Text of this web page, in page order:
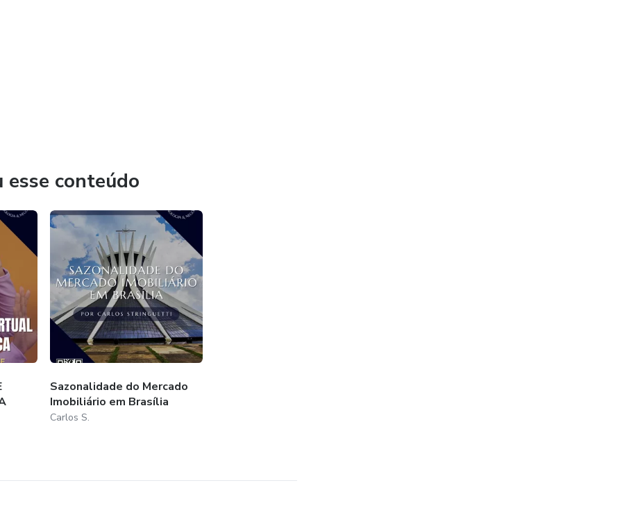
segurança para sites, logomarca, logo 3D,
tecnologia para restaurantes, gestão de delivery,
tour virtual (visita 360), realidade aumentada, vídeos
para gestão.
conteúdo
Sazonalidade do Mercado
Imobiliário em Brasília
Carlos S.